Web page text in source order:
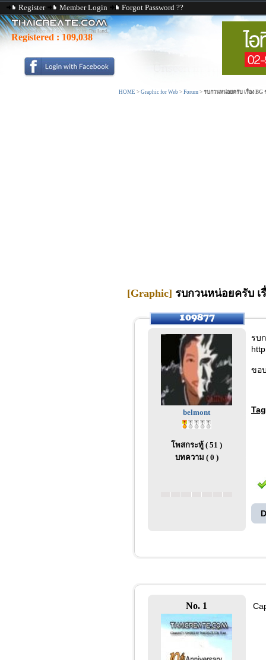
Register Member Login Forgot Password ??
Registered : 109,038
HOME > Graphic for Web > Forum > รบกวนหน่อยครับ เรื่อง
[Graphic] รบกวนหน่อยครับ เ
belmont
โพสกระทู้ ( 51 )
บทความ ( 0 )
รบ
ขอ
Tag
No. 1